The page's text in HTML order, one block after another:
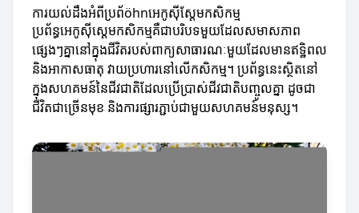
ការយល់ដឹងអំពីប្រព័öhnអេកូស៊ីស្តែ​មកសិកម្ម
ប្រព័ន្ធអេកូស៊ីស្តេមកសិកម្មគឺជា​បរិបទមួយដែល​សមាសភាព
ផ្សេងៗ​គ្នា​នៅក្នុងជីវិតរបស់ពាក្យសាធារណៈមួយដែលមានឥទ្ឋិពល
និងអាកាសធាតុ វាយប្រហារនៅលើកសិកម្ម។ ប្រព័ន្ធនេះស្ថិតនៅ
ក្នុងសហគមន៍នៃជីវជាតិដែលប្រើប្រាស់ជីវជាតិបញ្ចូលគ្នា ដូចជា
ជីវិតជាច្រើនមុខ និងការផ្សារភ្ជាប់ជាមួយសហគមន៍មនុស្ស។